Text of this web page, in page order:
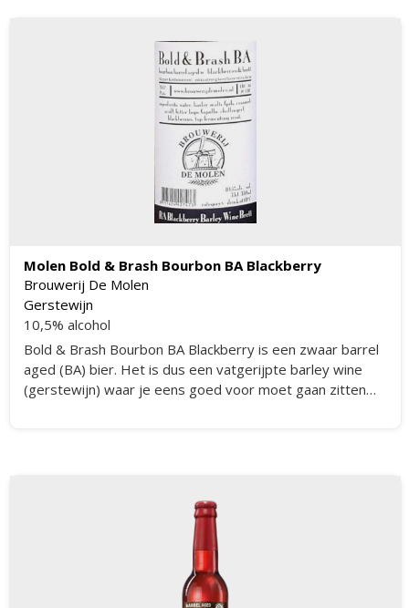
Molen Bold & Brash Bourbon BA Blackberry
Brouwerij De Molen
Gerstewijn
10,5% alcohol
Bold & Brash Bourbon BA Blackberry is een zwaar barrel
aged (BA) bier. Het is dus een vatgerijpte barley wine
(gerstewijn) waar je eens goed voor moet gaan zitten